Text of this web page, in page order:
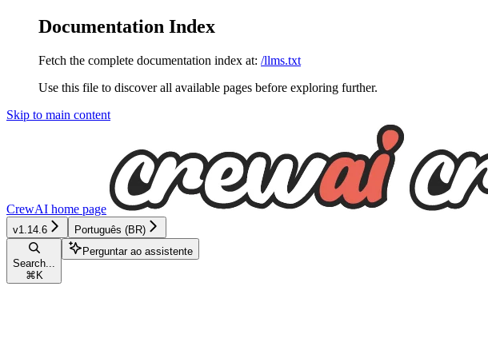
Documentation Index
Fetch the complete documentation index at: /llms.txt
Use this file to discover all available pages before exploring further.
Skip to main content
CrewAI home page
v1.14.6 Português (BR)
Search...
⌘ K
Perguntar ao assistente